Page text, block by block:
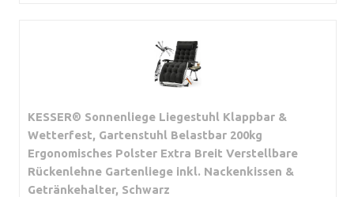
KESSER® Sonnenliege Liegestuhl Klappbar &
Wetterfest, Gartenstuhl Belastbar 200kg
Ergonomisches Polster Extra Breit Verstellbare
Rückenlehne Gartenliege inkl. Nackenkissen &
Getränkehalter, Schwarz